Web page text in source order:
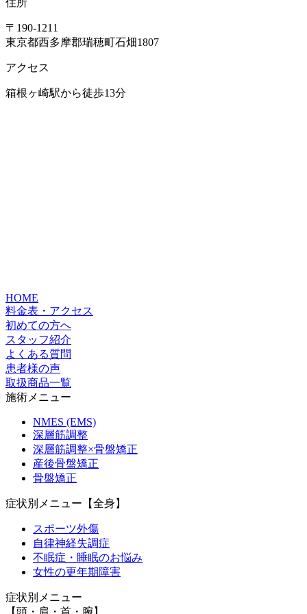
住所
〒190-1211
東京都西多摩郡瑞穂町石畑1807
アクセス
箱根ヶ崎駅から徒歩13分
HOME
料金表・アクセス
初めての方へ
スタッフ紹介
よくある質問
患者様の声
取扱商品一覧
施術メニュー
NMES (EMS)
深層筋調整
深層筋調整×骨盤矯正
産後骨盤矯正
骨盤矯正
症状別メニュー【全身】
スポーツ外傷
自律神経失調症
不眠症・睡眠のお悩み
女性の更年期障害
症状別メニュー